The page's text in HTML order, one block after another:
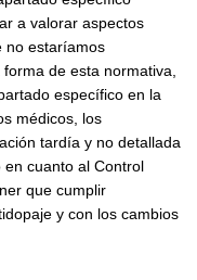
a valorar aspectos
no estaríamos
de esta normativa,
específico en la
médicos, los
tardía y no detallada
cuanto al Control
que cumplir
y con los cambios